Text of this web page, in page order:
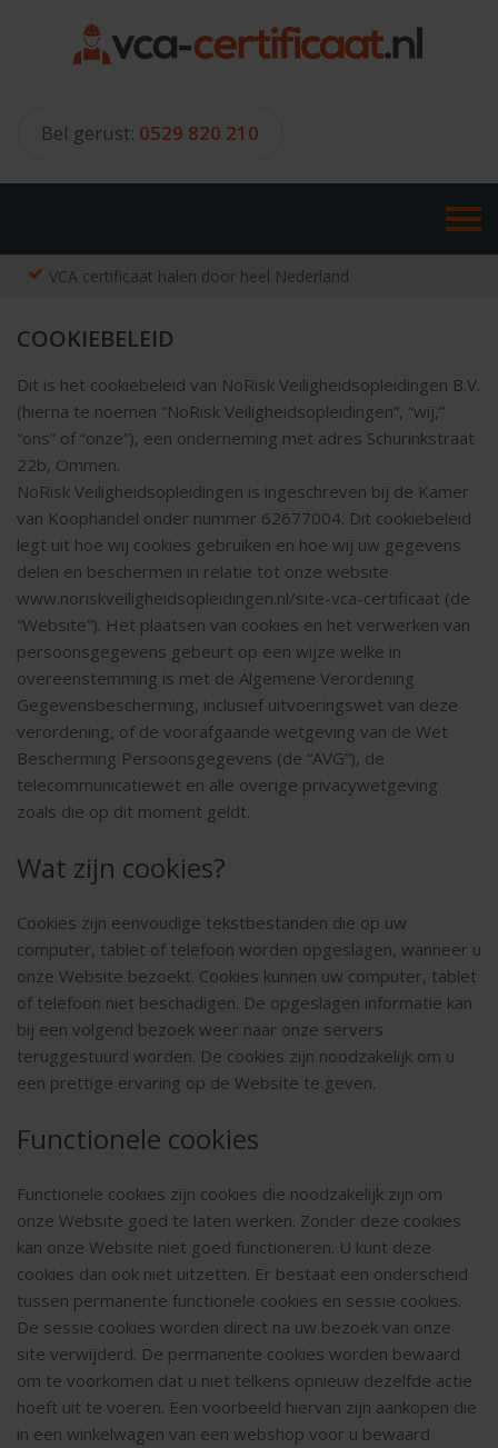
Bel gerust: 0529 820 210
VCA certificaat halen door heel Nederland
COOKIEBELEID
Dit is het cookiebeleid van NoRisk Veiligheidsopleidingen B.V.
(hierna te noemen “NoRisk Veiligheidsopleidingen”, “wij,”
“ons” of “onze”), een onderneming met adres Schurinkstraat
22b, Ommen.
NoRisk Veiligheidsopleidingen is ingeschreven bij de Kamer
van Koophandel onder nummer 62677004. Dit cookiebeleid
legt uit hoe wij cookies gebruiken en hoe wij uw gegevens
delen en beschermen in relatie tot onze website
www.noriskveiligheidsopleidingen.nl/site-vca-certificaat (de
“Website”). Het plaatsen van cookies en het verwerken van
persoonsgegevens gebeurt op een wijze welke in
overeenstemming is met de Algemene Verordening
Gegevensbescherming, inclusief uitvoeringswet van deze
verordening, of de voorafgaande wetgeving van de Wet
Bescherming Persoonsgegevens (de “AVG”), de
telecommunicatiewet en alle overige privacywetgeving
zoals die op dit moment geldt.
Wat zijn cookies?
Cookies zijn eenvoudige tekstbestanden die op uw
computer, tablet of telefoon worden opgeslagen, wanneer u
onze Website bezoekt. Cookies kunnen uw computer, tablet
of telefoon niet beschadigen. De opgeslagen informatie kan
bij een volgend bezoek weer naar onze servers
teruggestuurd worden. De cookies zijn noodzakelijk om u
een prettige ervaring op de Website te geven.
Functionele cookies
Functionele cookies zijn cookies die noodzakelijk zijn om
onze Website goed te laten werken. Zonder deze cookies
kan onze Website niet goed functioneren. U kunt deze
cookies dan ook niet uitzetten. Er bestaat een onderscheid
tussen permanente functionele cookies en sessie cookies.
De sessie cookies worden direct na uw bezoek van onze
site verwijderd. De permanente cookies worden bewaard
om te voorkomen dat u niet telkens opnieuw dezelfde actie
hoeft uit te voeren. Een voorbeeld hiervan zijn aankopen die
in een winkelwagen van een webshop voor u bewaard